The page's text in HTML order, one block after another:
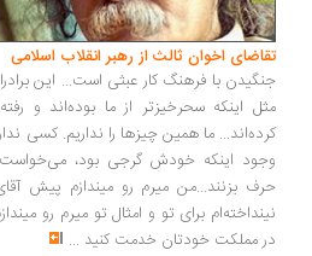
اخوان ثالث از رهبر انقلاب اسلامی
با فرهنگ کار عبثی است... این برادران
اینکه سحرخیزتر از ما بوده‌اند و
ما همین چیزها را نداریم. کسی نداریم از ما
اینکه خودش گرجی بود، می‌خواست در
بزنند...من میرم رو میندازم پیش آقای
برای تو و امثال تو میرم رو میندازم...
مملکت خودتان خدمت کنید...